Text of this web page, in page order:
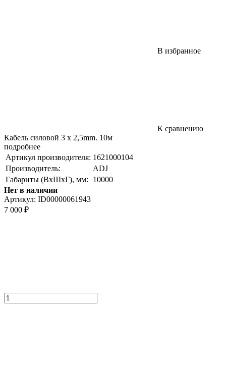
В избранное
К сравнению
Кабель силовой 3 x 2,5mm. 10м
подробнее
Артикул производителя: 1621000104
Производитель:
ADJ
Габариты (ВxШxГ), мм:
10000
Нет в наличии
Артикул: ID00000061943
7 000 ₽